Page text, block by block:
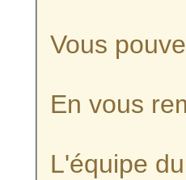
Vous
En vous
L'équipe